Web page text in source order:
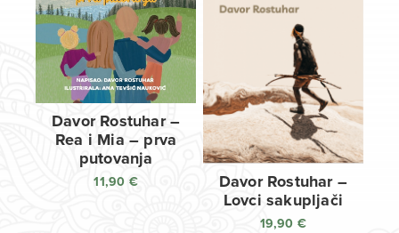
Davor Rostuhar –
Rea i Mia – prva
putovanja
11,90 €
Davor Rostuhar –
Lovci sakupljači
19,90 €